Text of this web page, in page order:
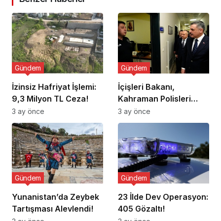
İzinsiz Hafriyat İşlemi:
9,3 Milyon TL Ceza!
Gündem
3 ay önce
İçişleri Bakanı,
Kahraman Polisleri
Ziyaret Etti
Gündem
3 ay önce
Yunanistan’da Zeybek
Tartışması Alevlendi!
Gündem
23 İlde Dev Operasyon:
405 Gözaltı!
Gündem